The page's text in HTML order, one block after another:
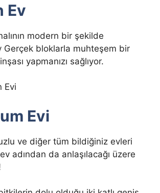
Ev
modern bir şekilde
Gerçek bloklarla muhteşem bir
yapmanızı sağlıyor.
Evi
Evi
ve diğer tüm bildiğiniz evleri
adından da anlaşılacağı üzere